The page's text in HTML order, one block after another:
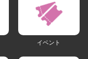
イベント